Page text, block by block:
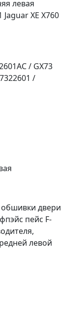
левая
Jaguar XE X760
/ GX73
/
обшивки двери
пейс F-
левой